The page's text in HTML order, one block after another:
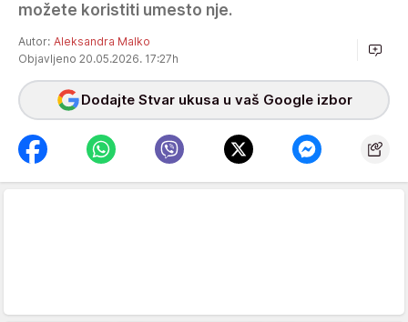
možete koristiti umesto nje.
Autor: Aleksandra Malko
Objavljeno 20.05.2026. 17:27h
Dodajte Stvar ukusa u vaš Google izbor